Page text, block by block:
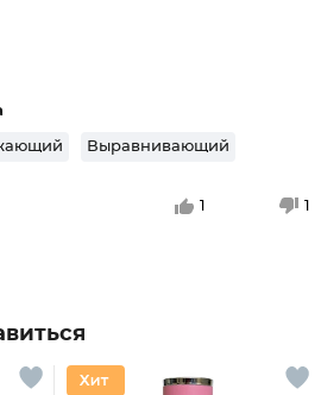
Выравнивающий
1 1